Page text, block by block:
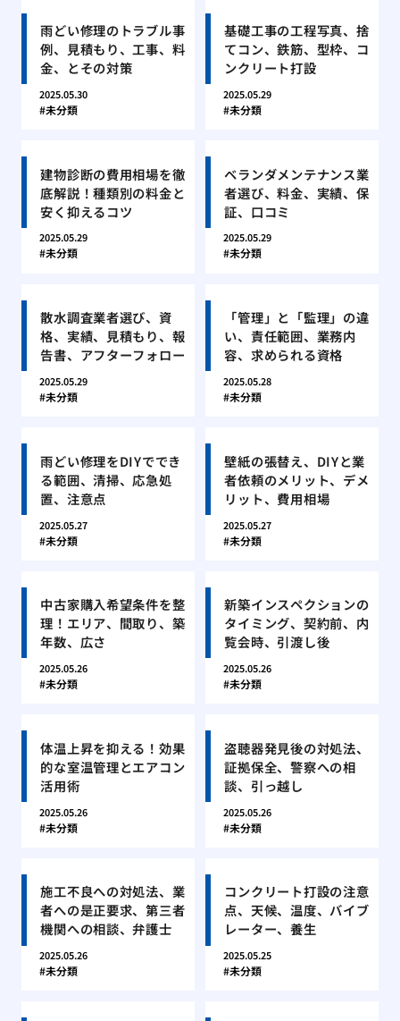
雨どい修理のトラブル事
例、見積もり、工事、料
金、とその対策
2025.05.30
未分類
基礎工事の工程写真、捨
てコン、鉄筋、型枠、コ
ンクリート打設
2025.05.29
未分類
建物診断の費用相場を徹
底解説！種類別の料金と
安く抑えるコツ
2025.05.29
未分類
ベランダメンテナンス業
者選び、料金、実績、保
証、口コミ
2025.05.29
未分類
散水調査業者選び、資
格、実績、見積もり、報
告書、アフターフォロー
2025.05.29
未分類
「管理」と「監理」の違
い、責任範囲、業務内
容、求められる資格
2025.05.28
未分類
雨どい修理をDIYででき
る範囲、清掃、応急処
置、注意点
2025.05.27
未分類
壁紙の張替え、DIYと業
者依頼のメリット、デメ
リット、費用相場
2025.05.27
未分類
中古家購入希望条件を整
理！エリア、間取り、築
年数、広さ
2025.05.26
未分類
新築インスペクションの
タイミング、契約前、内
覧会時、引渡し後
2025.05.26
未分類
体温上昇を抑える！効果
的な室温管理とエアコン
活用術
2025.05.26
未分類
盗聴器発見後の対処法、
証拠保全、警察への相
談、引っ越し
2025.05.26
未分類
施工不良への対処法、業
者への是正要求、第三者
機関への相談、弁護士
2025.05.26
未分類
コンクリート打設の注意
点、天候、温度、バイブ
レーター、養生
2025.05.25
未分類